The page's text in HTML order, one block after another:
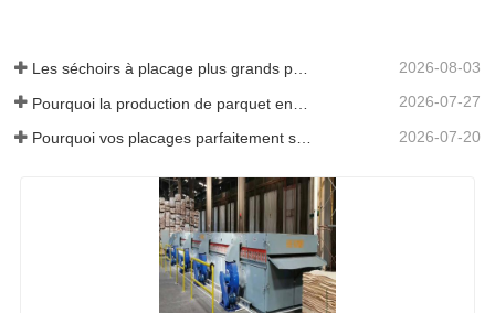
Les séchoirs à placage plus grands permettent-ils vraiment d'économiser de l'argent ? 2026-08-03
2026-07-27
2026-07-20